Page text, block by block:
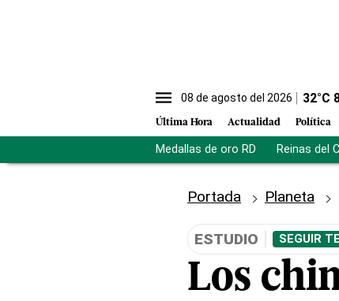
08 de agosto del 2026 32°C
Última Hora Actualidad Política
Medallas de oro RD Reinas del
Portada Planeta
ESTUDIO SEGUIR
Los